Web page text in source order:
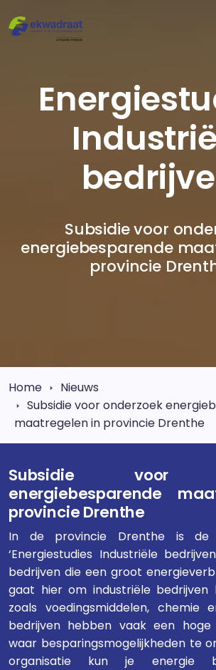
Subsidie voor
energiebesparende
provincie
Home
Nieuws
Subsidie voor onderzoek
maatregelen in provincie Drenthe
Subsidie voor
energiebesparende
provincie Drenthe
In de provincie Drenthe is de
‘Energiestudies Industriële
bedrijven die een groot
gaat hier om industriële bedrijven
zoals voedingsmiddelen, chemie
bedrijven hebben vaak een hoge
waar besparingsmogelijkheden te
organisatie kun je energie